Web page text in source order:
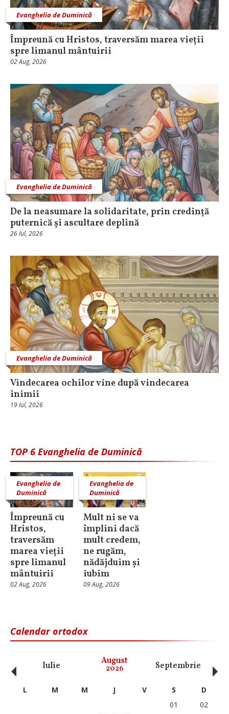
Evanghelia de Duminică
Împreună cu Hristos, traversăm marea vieții
spre limanul mântuirii
02 Aug, 2026
Evanghelia de Duminică
De la neasumare la solidaritate, prin credință
puternică și ascultare deplină
26 Iul, 2026
Evanghelia de Duminică
Vindecarea ochilor vine după vindecarea
inimii
19 Iul, 2026
TOP 6 Evanghelia de Duminică
Evanghelia de
Duminică
Împreună cu
Hristos,
traversăm
marea vieții
spre limanul
mântuirii
02 Aug, 2026
Evanghelia de
Duminică
Mult ni se va
împlini dacă
mult credem,
ne rugăm,
nădăjduim și
iubim
09 Aug, 2026
Calendar ortodox
Iulie August
2026 Septembrie
‹ L M M J V S
D
01
02